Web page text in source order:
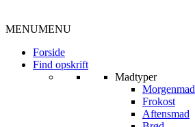
MENUMENU
Forside
Find opskrift
Madtyper
Morgenmad
Frokost
Aftensmad